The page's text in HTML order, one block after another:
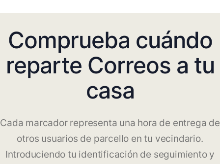
Comprueba cuándo
reparte Correos a tu
casa
Cada marcador representa una hora de entrega de
otros usuarios de parcello en tu vecindario.
Introduciendo tu identificación de seguimiento y